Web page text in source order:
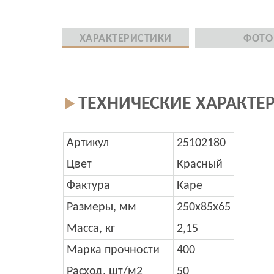
ХАРАКТЕРИСТИКИ ФОТО
ТЕХНИЧЕСКИЕ
Артикул
25102180
Цвет
Красный
Фактура
Каре
Размеры, мм
250x85x65
Масса, кг
2,15
Марка прочности
400